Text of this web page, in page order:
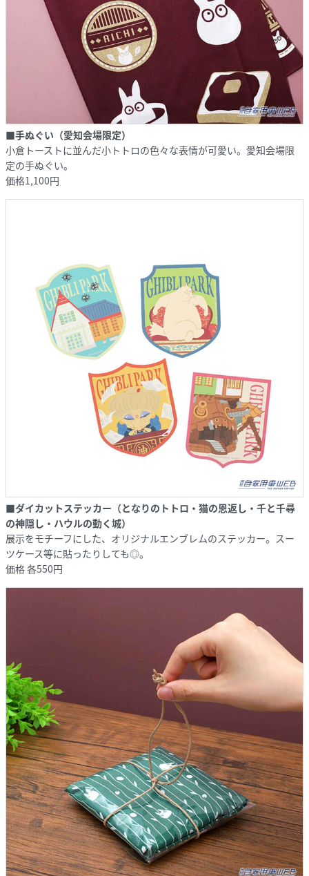
■手ぬぐい（愛知会場限定）
小倉トーストに並んだ小トトロの色々な表情が可愛い。愛知会場限
定の手ぬぐい。
価格1,100円
■ダイカットステッカー（となりのトトロ・猫の恩返し・千と千尋
の神隠し・ハウルの動く城）
展示をモチーフにした、オリジナルエンブレムのステッカー。スー
ツケース等に貼ったりしても◎。
価格 各550円